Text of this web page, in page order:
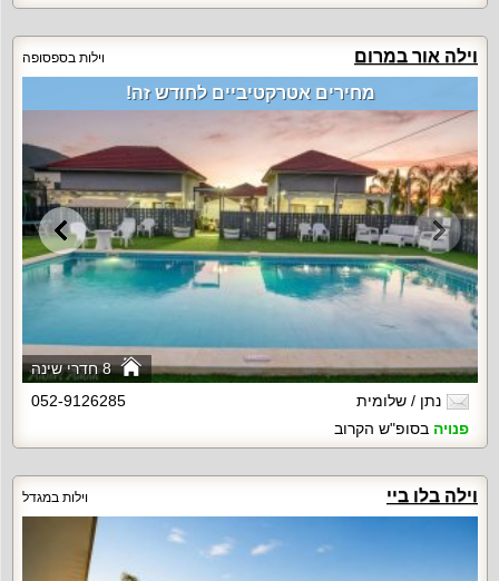
וילה אור במרום וילות בספסופה
8 חדרי שינה
מחירים אטרקטיביים לחודש זה!
נתן / שלומית
052-9126285
פנויה בסופ"ש הקרוב
וילה בלו ביי וילות במגדל